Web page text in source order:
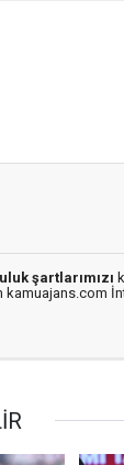
şartlarımızı
kamuajans.com